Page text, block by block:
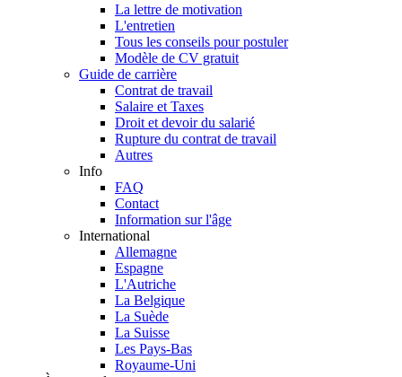
La lettre de motivation
L'entretien
Tous les conseils pour postuler
Modèle de CV gratuit
Guide de carrière
Contrat de travail
Salaire et Taxes
Droit et devoir du salarié
Rupture du contrat de travail
Autres
Info
FAQ
Contact
Information sur l'âge
International
Allemagne
Espagne
L'Autriche
La Belgique
La Suède
La Suisse
Les Pays-Bas
Royaume-Uni